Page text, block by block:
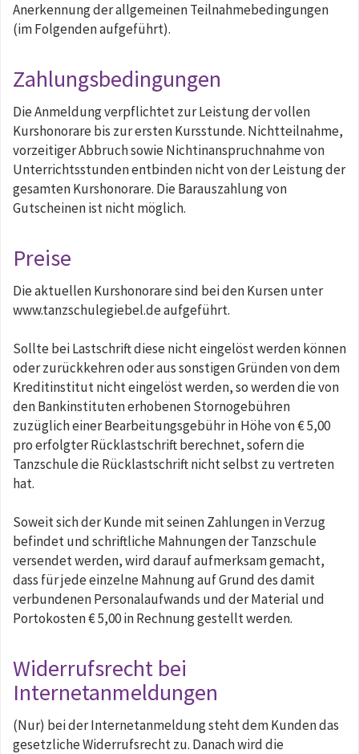
Anerkennung der allgemeinen Teilnahmebedingungen
(im Folgenden aufgeführt).
Zahlungsbedingungen
Die Anmeldung verpflichtet zur Leistung der vollen
Kurshonorare bis zur ersten Kursstunde. Nichtteilnahme,
vorzeitiger Abbruch sowie Nichtinanspruchnahme von
Unterrichtsstunden entbinden nicht von der Leistung der
gesamten Kurshonorare. Die Barauszahlung von
Gutscheinen ist nicht möglich.
Preise
Die aktuellen Kurshonorare sind bei den Kursen unter
www.tanzschulegiebel.de aufgeführt.
Sollte bei Lastschrift diese nicht eingelöst werden können
oder zurückkehren oder aus sonstigen Gründen von dem
Kreditinstitut nicht eingelöst werden, so werden die von
den Bankinstituten erhobenen Stornogebühren
zuzüglich einer Bearbeitungsgebühr in Höhe von € 5,00
pro erfolgter Rücklastschrift berechnet, sofern die
Tanzschule die Rücklastschrift nicht selbst zu vertreten
hat.
Soweit sich der Kunde mit seinen Zahlungen in Verzug
befindet und schriftliche Mahnungen der Tanzschule
versendet werden, wird darauf aufmerksam gemacht,
dass für jede einzelne Mahnung auf Grund des damit
verbundenen Personalaufwands und der Material und
Portokosten € 5,00 in Rechnung gestellt werden.
Widerrufsrecht bei
Internetanmeldungen
(Nur) bei der Internetanmeldung steht dem Kunden das
gesetzliche Widerrufsrecht zu. Danach wird die